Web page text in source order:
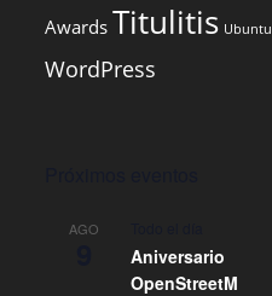
Awards Titulitis Ubuntu
WordPress
AGO
Aniversario
OpenStreetM